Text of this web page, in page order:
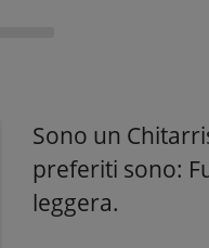
Sono un
preferiti sono:
leggera.